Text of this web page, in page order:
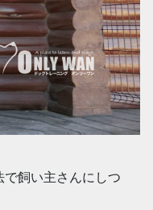
で飼い主さんにしつ